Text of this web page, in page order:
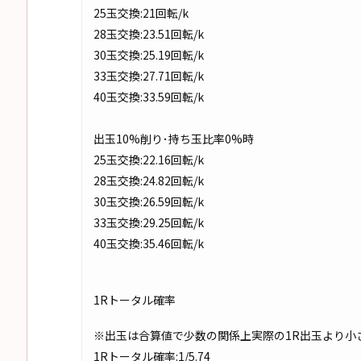
25玉交換:21回転/k
28玉交換:23.51回転/k
30玉交換:25.19回転/k
33玉交換:27.71回転/k
40玉交換:33.59回転/k
出玉10%削り･持ち玉比率0%時
25玉交換:22.16回転/k
28玉交換:24.82回転/k
30玉交換:26.59回転/k
33玉交換:29.25回転/k
40玉交換:35.46回転/k
1Rトータル確率
※出玉は合算値で少数の関係上実際の1R出玉より小
1Rトータル確率:1/5.74